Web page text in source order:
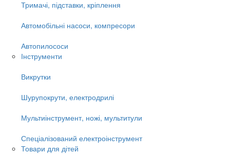
Тримачі, підставки, кріплення
Автомобільні насоси, компресори
Автопилососи
Інструменти
Викрутки
Шурупокрути, електродрилі
Мультиінструмент, ножі, мультитули
Спеціалізований електроінструмент
Товари для дітей